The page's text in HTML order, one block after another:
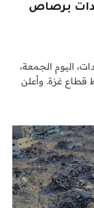
برصاص
اليوم الجمعة،
قطاع غزة. وأعلن